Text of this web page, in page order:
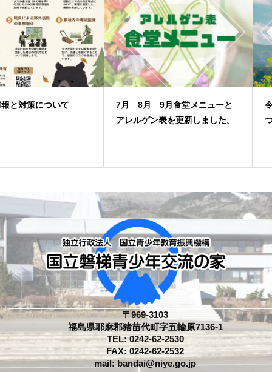
7月 8月 9月食堂メニューと
アレルゲン表を更新しました。
令和９年度一般予約開
ついて
〒969-3103
福島県耶麻郡猪苗代町字五輪原7136-1
TEL: 0242-62-2530
FAX: 0242-62-2532
mail: bandai@niye.go.jp